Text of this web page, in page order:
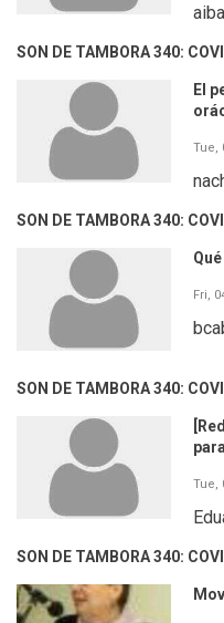
SON DE TAMBORA 340:
El
Tue,
SON DE TAMBORA 340:
Fri,
SON DE TAMBORA 340:
Tue,
SON DE TAMBORA 340: